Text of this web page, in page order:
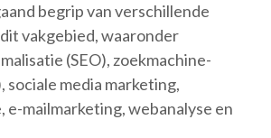
begrip van verschillende
vakgebied, waaronder
(SEO), zoekmachine-
sociale media marketing,
mailmarketing, webanalyse en